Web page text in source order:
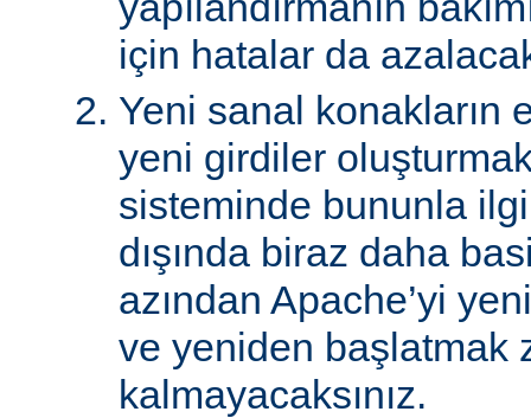
için hatalar da
Yeni sanal konakların
yeni girdiler
sisteminde bununla
dışında biraz daha
azından Apache’yi
ve yeniden başlatmak
kalmayacaksınız.